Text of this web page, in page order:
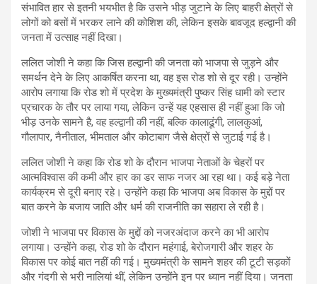
संभावित हार से इतनी भयभीत है कि उसने भीड़ जुटाने के लिए बाहरी क्षेत्रों से
लोगों को बसों में भरकर लाने की कोशिश की, लेकिन इसके बावजूद हल्द्वानी की
जनता में उत्साह नहीं दिखा।
ललित जोशी ने कहा कि जिस हल्द्वानी की जनता को भाजपा से जुड़ने और
समर्थन देने के लिए आकर्षित करना था, वह इस रोड शो से दूर रही। उन्होंने
आरोप लगाया कि रोड शो में प्रदेश के मुख्यमंत्री पुष्कर सिंह धामी को स्टार
प्रचारक के तौर पर लाया गया, लेकिन उन्हें यह एहसास ही नहीं हुआ कि जो
भीड़ उनके सामने है, वह हल्द्वानी की नहीं, बल्कि कालाढूंगी, लालकुआं,
गौलापार, नैनीताल, भीमताल और कोटाबाग जैसे क्षेत्रों से जुटाई गई है।
ललित जोशी ने कहा कि रोड शो के दौरान भाजपा नेताओं के चेहरों पर
आत्मविश्वास की कमी और हार का डर साफ नजर आ रहा था। कई बड़े नेता
कार्यक्रम से दूरी बनाए रहे। उन्होंने कहा कि भाजपा अब विकास के मुद्दों पर
बात करने के बजाय जाति और धर्म की राजनीति का सहारा ले रही है।
जोशी ने भाजपा पर विकास के मुद्दों को नजरअंदाज करने का भी आरोप
लगाया। उन्होंने कहा, रोड शो के दौरान महंगाई, बेरोजगारी और शहर के
विकास पर कोई बात नहीं की गई। मुख्यमंत्री के सामने शहर की टूटी सड़कों
और गंदगी से भरी नालियां थीं, लेकिन उन्होंने इन पर ध्यान नहीं दिया। जनता